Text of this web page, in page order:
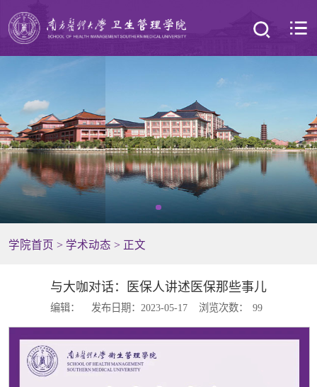
学院首页 > 学术动态 > 正文
与大咖对话：医保人讲述医保那些事儿
编辑： 发布日期：2023-05-17 浏览次数： 99